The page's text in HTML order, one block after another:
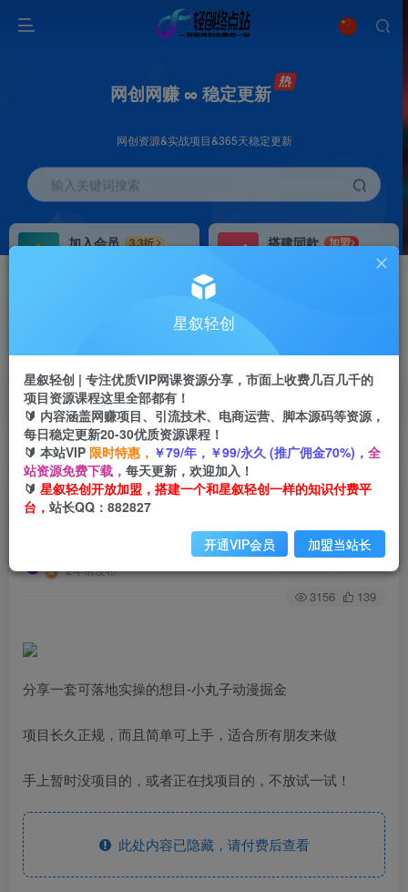
网创网赚 ∞ 稳定更新
网创资源&实战项目&365天稳定更新
输入关键词搜索
加入会员
3.3折
搭建同款
加盟
首页 会员免费 正文
日入300的小丸子动漫掘金项目，简单好上手，适
合所有朋友操作！
2年前发布
关注 私信
3156 139
分享一套可落地实操的想目-小丸子动漫掘金
项目长久正规，而且简单可上手，适合所有朋友来做
手上暂时没项目的，或者正在找项目的，不放试一试！
此处内容已隐藏，请付费后查看
星叙轻创
星叙轻创 | 专注优质VIP网课资源分享，市面上收费几百几千的
项目资源课程这里全部都有！
🔰 内容涵盖网赚项目、引流技术、电商运营、脚本源码等资源，
每日稳定更新20-30优质资源课程！
🔰 本站VIP 限时特惠， ￥79/年，￥99/永久 (推广佣金70%)， 全
站资源免费下载， 每天更新，欢迎加入！
🔰 星叙轻创开放加盟，搭建一个和星叙轻创一样的知识付费平
台， 站长QQ：882827
开通VIP会员 加盟当站长